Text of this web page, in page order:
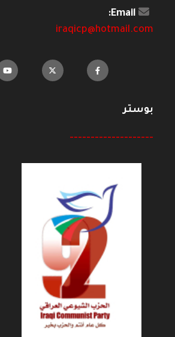
Email:
iraqicp@hotmail.com
بوستر
--------------------